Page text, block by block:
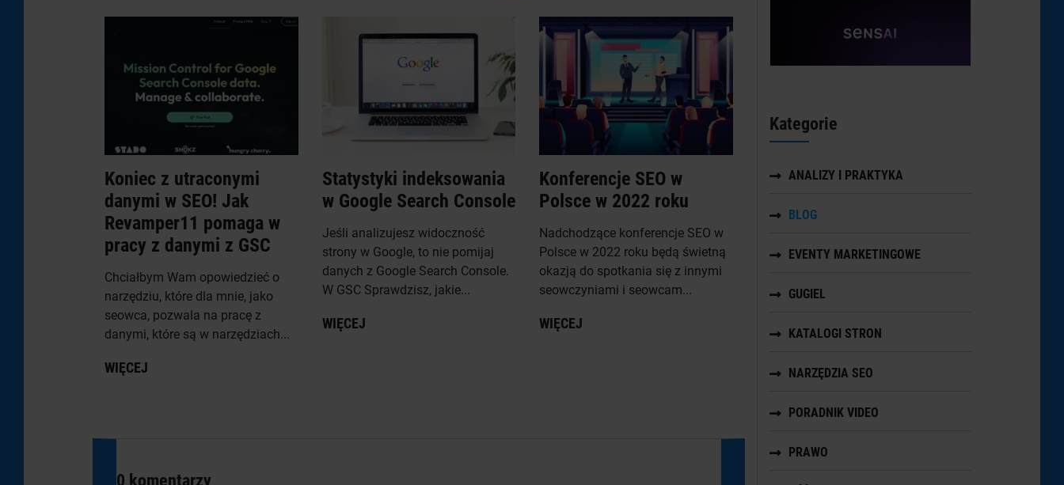
Koniec z utraconymi
danymi w SEO! Jak
Revamper11 pomaga w
pracy z danymi z GSC
Chciałbym Wam opowiedzieć o
narzędziu, które dla mnie, jako
seowca, pozwala na pracę z
danymi, które są w narzędziach...
WIĘCEJ
Statystyki indeksowania
w Google Search Console
Jeśli analizujesz widoczność
strony w Google, to nie pomijaj
danych z Google Search Console.
W GSC Sprawdzisz, jakie...
WIĘCEJ
Konferencje SEO w
Polsce w 2022 roku
Nadchodzące konferencje SEO w
Polsce w 2022 roku będą świetną
okazją do spotkania się z innymi
seowczyniami i seowcam...
WIĘCEJ
0 komentarzy
Kategorie
ANALIZY I PRAKTYKA
BLOG
EVENTY MARKETINGOWE
GUGIEL
KATALOGI STRON
NARZĘDZIA SEO
PORADNIK VIDEO
PRAWO